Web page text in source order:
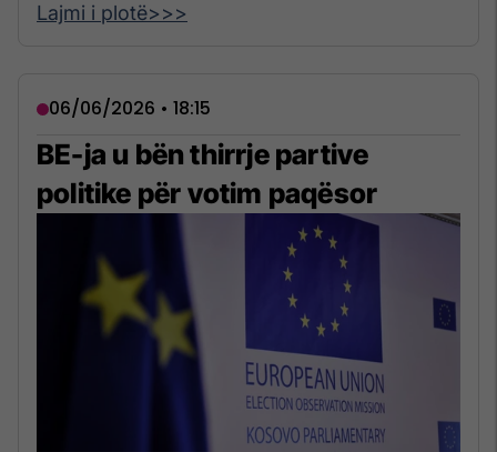
Lajmi i plotë>>>
06/06/2026 • 18:15
BE-ja u bën thirrje partive
politike për votim paqësor